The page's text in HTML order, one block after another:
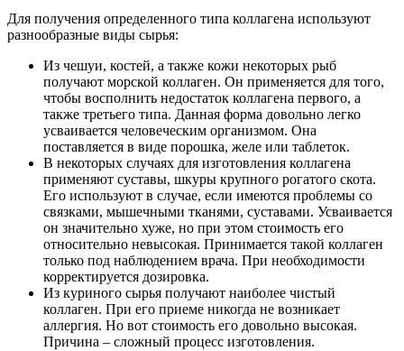
Для получения определенного типа коллагена используют
разнообразные виды сырья:
Из чешуи, костей, а также кожи некоторых рыб
получают морской коллаген. Он применяется для того,
чтобы восполнить недостаток коллагена первого, а
также третьего типа. Данная форма довольно легко
усваивается человеческим организмом. Она
поставляется в виде порошка, желе или таблеток.
В некоторых случаях для изготовления коллагена
применяют суставы, шкуры крупного рогатого скота.
Его используют в случае, если имеются проблемы со
связками, мышечными тканями, суставами. Усваивается
он значительно хуже, но при этом стоимость его
относительно невысокая. Принимается такой коллаген
только под наблюдением врача. При необходимости
корректируется дозировка.
Из куриного сырья получают наиболее чистый
коллаген. При его приеме никогда не возникает
аллергия. Но вот стоимость его довольно высокая.
Причина – сложный процесс изготовления.